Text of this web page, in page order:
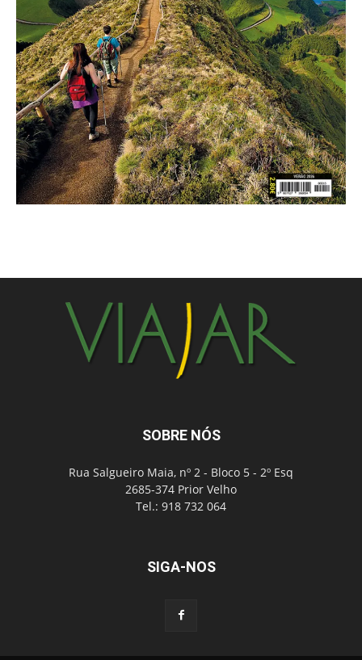
SOBRE NÓS
Rua Salgueiro Maia, nº 2 - Bloco 5 - 2º Esq
2685-374 Prior Velho
Tel.: 918 732 064
SIGA-NOS